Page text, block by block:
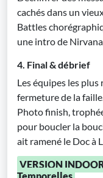
cachés dans un
Battles
une intro de
4. Final & débrief
Les équipes les
fermeture de la
Photo finish,
pour boucler la
ait ramené le Doc à
VERSION